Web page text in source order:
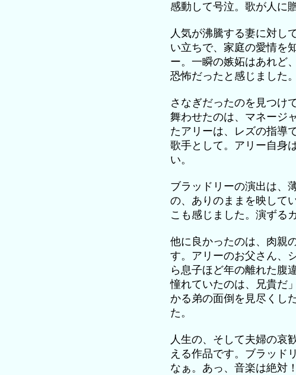
感動して号泣。歌が人に
人気が沸騰する妻に対し
い立ちで、家庭の愛情を
ー。一瞬の嫉妬はあれど
恐怖だったと感じました。
さなぎだったのを見つけ
舞わせたのは、マネージ
たアリーは、レズの指導
歌手として。アリー自身
い。
ブラッドリーの演出は、
の、ありのままを映して
こも感じました。演ずる
他に良かったのは、肉親
す。アリーのお父さん、
ら息子ほど年の離れた腹
憧れていたのは、兄貴だ
かる弟の面倒を見尽くし
た。
人生の、そして夫婦の哀
える作品です。ブラッド
なぁ。あっ、音楽は絶対